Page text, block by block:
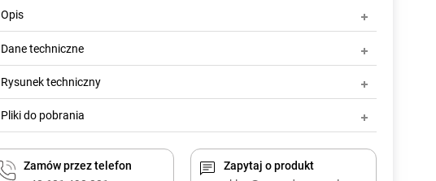
Opis
Dane techniczne
Rysunek techniczny
Pliki do pobrania
Zamów przez telefon
Zapytaj o produkt